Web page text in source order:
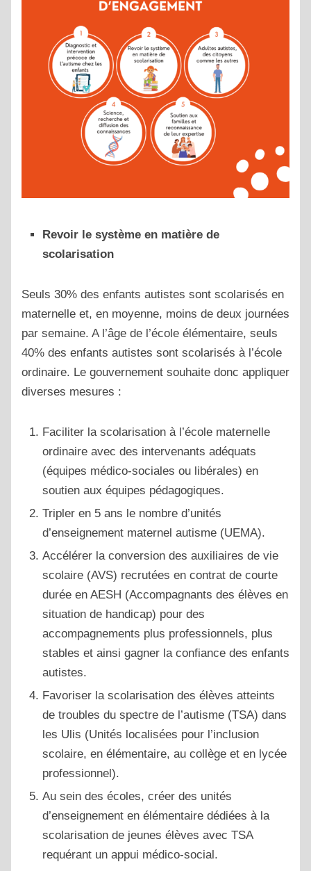
Revoir le système en matière de
scolarisation
Seuls 30% des enfants autistes sont scolarisés en
maternelle et, en moyenne, moins de deux journées
par semaine. A l’âge de l’école élémentaire, seuls
40% des enfants autistes sont scolarisés à l’école
ordinaire. Le gouvernement souhaite donc appliquer
diverses mesures :
Faciliter la scolarisation à l’école maternelle
ordinaire avec des intervenants adéquats
(équipes médico-sociales ou libérales) en
soutien aux équipes pédagogiques.
Tripler en 5 ans le nombre d’unités
d’enseignement maternel autisme (UEMA).
Accélérer la conversion des auxiliaires de vie
scolaire (AVS) recrutées en contrat de courte
durée en AESH (Accompagnants des élèves en
situation de handicap) pour des
accompagnements plus professionnels, plus
stables et ainsi gagner la confiance des enfants
autistes.
Favoriser la scolarisation des élèves atteints
de troubles du spectre de l’autisme (TSA) dans
les Ulis (Unités localisées pour l’inclusion
scolaire, en élémentaire, au collège et en lycée
professionnel).
Au sein des écoles, créer des unités
d’enseignement en élémentaire dédiées à la
scolarisation de jeunes élèves avec TSA
requérant un appui médico-social.